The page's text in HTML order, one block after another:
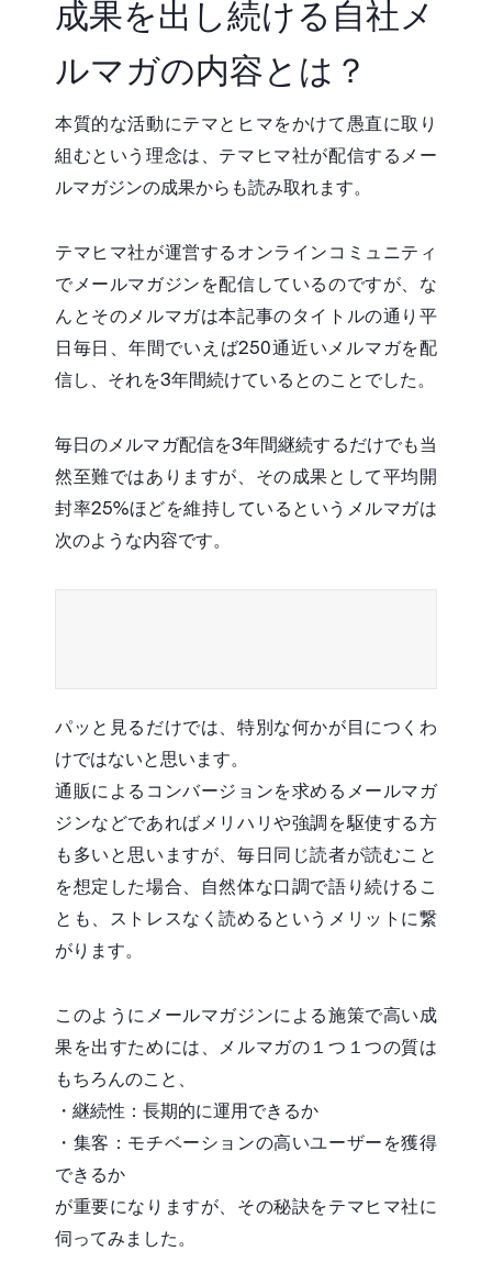
成果を出し続ける自社メ
ルマガの内容とは？
本質的な活動にテマとヒマをかけて愚直に取り
組むという理念は、テマヒマ社が配信するメー
ルマガジンの成果からも読み取れます。
テマヒマ社が運営するオンラインコミュニティ
でメールマガジンを配信しているのですが、な
んとそのメルマガは本記事のタイトルの通り平
日毎日、年間でいえば250通近いメルマガを配
信し、それを3年間続けているとのことでした。
毎日のメルマガ配信を3年間継続するだけでも当
然至難ではありますが、その成果として平均開
封率25%ほどを維持しているというメルマガは
次のような内容です。
パッと見るだけでは、特別な何かが目につくわ
けではないと思います。
通販によるコンバージョンを求めるメールマガ
ジンなどであればメリハリや強調を駆使する方
も多いと思いますが、毎日同じ読者が読むこと
を想定した場合、自然体な口調で語り続けるこ
とも、ストレスなく読めるというメリットに繋
がります。
このようにメールマガジンによる施策で高い成
果を出すためには、メルマガの１つ１つの質は
もちろんのこと、
・継続性：長期的に運用できるか
・集客：モチベーションの高いユーザーを獲得
できるか
が重要になりますが、その秘訣をテマヒマ社に
伺ってみました。